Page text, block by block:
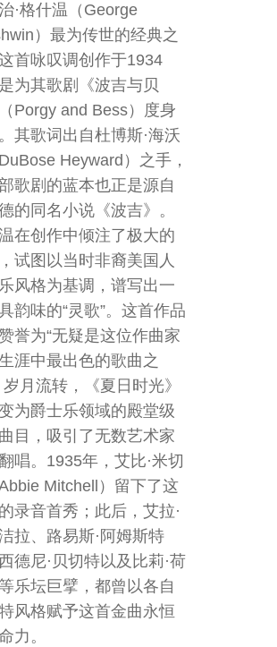
·格什温（George
）最为传世的经典之
首咏叹调创作于1934
为其歌剧《波吉与贝
Porgy and Bess）度身
其歌词出自杜博斯·海沃
Heyward）之手，
歌剧的蓝本也正是源自
的同名小说《波吉》。
在创作中倾注了极大的
试图以当时非裔美国人
风格为基调，谱写出一
韵味的“灵歌”。这首作品
誉为“无疑是这位作曲家
涯中最出色的歌曲之
岁月流转，《夏日时光》
为爵士乐领域的殿堂级
目，吸引了无数艺术家
唱。1935年，艾比·米切
Mitchell）留下了这
录音首秀；此后，艾拉·
拉、路易斯·阿姆斯特
德尼·贝切特以及比莉·荷
乐坛巨擘，都曾以各自
风格赋予这首金曲永恒
力。